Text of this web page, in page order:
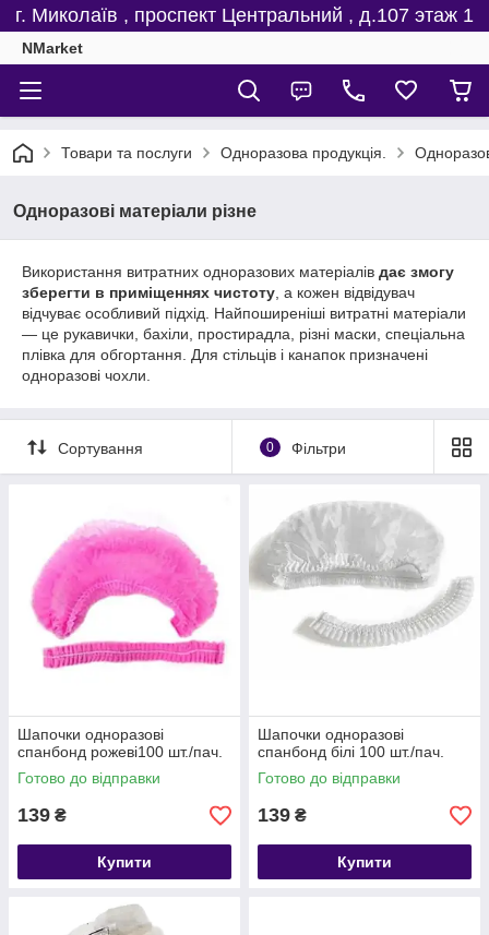
г. Миколаїв , проспект Центральний , д.107 этаж 1
NMarket
Товари та послуги Одноразова продукція.
Одноразові матеріали різне
Використання витратних одноразових матеріалів дає змогу
зберегти в приміщеннях чистоту , а кожен відвідувач
відчуває особливий підхід. Найпоширеніші витратні матеріали
— це рукавички, бахіли, простирадла, різні маски, спеціальна
плівка для обгортання. Для стільців і канапок призначені
одноразові чохли.
Сортування 0 Фільтри
Шапочки одноразові
спанбонд рожеві100 шт./пач.
Готово до відправки
139 ₴
Купити
Шапочки одноразові
спанбонд білі 100 шт./пач.
Готово до відправки
139 ₴
Купити